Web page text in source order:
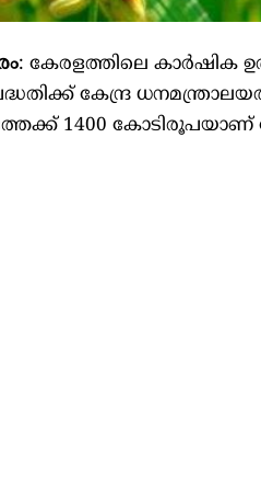
: കേരളത്തിലെ
കേന്ദ്ര
1400